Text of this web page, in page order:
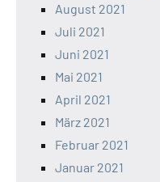
August 2021
Juli 2021
Juni 2021
Mai 2021
April 2021
März 2021
Februar 2021
Januar 2021